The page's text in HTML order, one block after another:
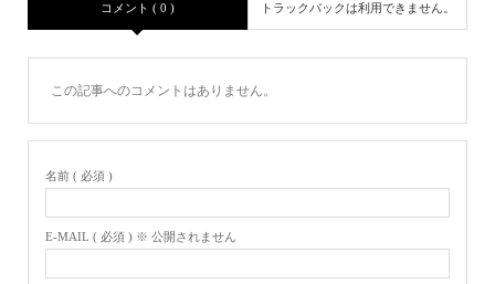
コメント ( 0 ) トラックバックは利用できません。
この記事へのコメントはありません。
名前 ( 必須 )
E-MAIL ( 必須 ) ※ 公開されません